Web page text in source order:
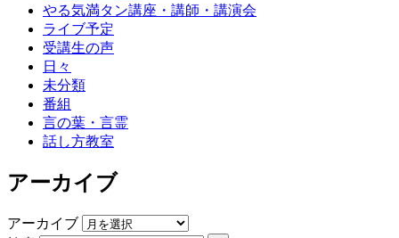
やる気満タン講座・講師・講演会
ライブ予定
受講生の声
日々
未分類
番組
言の葉・言霊
話し方教室
アーカイブ
アーカイブ